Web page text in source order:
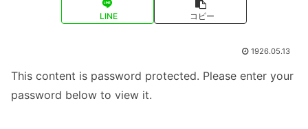
LINE コピー
1926.05.13
This content is password protected. Please enter your
password below to view it.